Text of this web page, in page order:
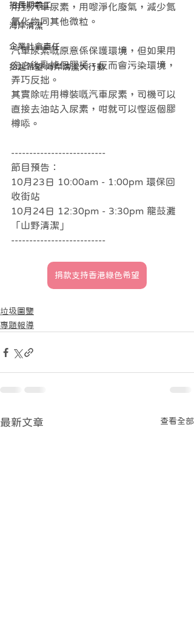
招長期義工
海岸清潔
企業社會責任
拾起希望 海岸清潔大行動
用到汽車尿素，用嚟淨化廢氣，減少氮
氧化物同其他微粒。
汽車尿素嘅原意係保護環境，但如果用
完之後亂掉個膠桶，反而會污染環境，
弄巧反拙。
其實除咗用樽裝嘅汽車尿素，司機可以
直接去油站入尿素，咁就可以慳返個膠
樽㖭。
--------------------------
節目預告：
10月23日 10:00am - 1:00pm 環保回
收街站
10月24日 12:30pm - 3:30pm 龍鼓灘
「山野清潔」
--------------------------
捐款支持香港綠色希望
垃圾圖鑒
專題報導
最新文章 查看全部